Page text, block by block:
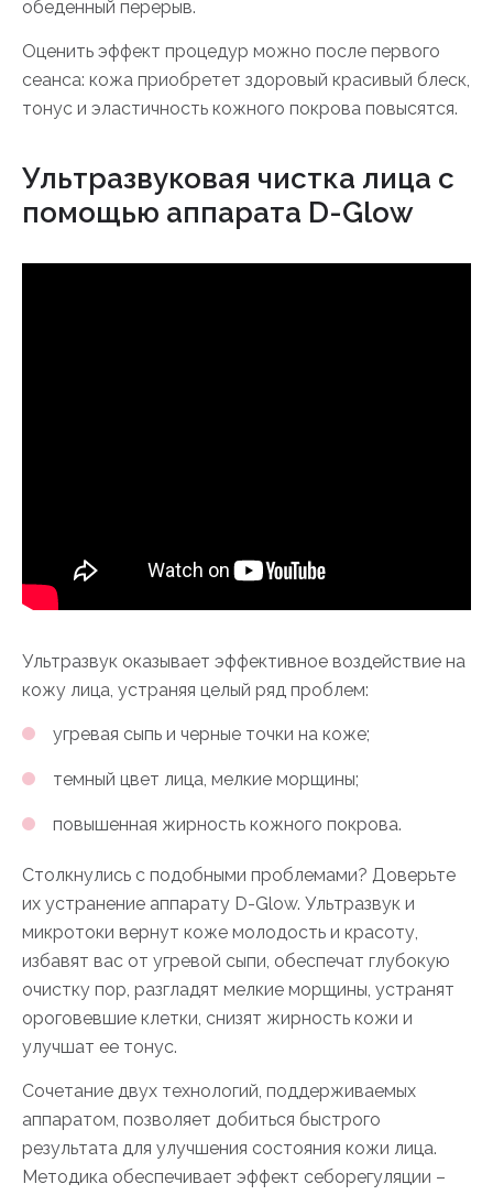
обеденный перерыв.
Оценить эффект процедур можно после первого
сеанса: кожа приобретет здоровый красивый блеск,
тонус и эластичность кожного покрова повысятся.
Ультразвуковая чистка лица с
помощью аппарата D-Glow
Ультразвук оказывает эффективное воздействие на
кожу лица, устраняя целый ряд проблем:
угревая сыпь и черные точки на коже;
темный цвет лица, мелкие морщины;
повышенная жирность кожного покрова.
Столкнулись с подобными проблемами? Доверьте
их устранение аппарату D-Glow. Ультразвук и
микротоки вернут коже молодость и красоту,
избавят вас от угревой сыпи, обеспечат глубокую
очистку пор, разгладят мелкие морщины, устранят
ороговевшие клетки, снизят жирность кожи и
улучшат ее тонус.
Сочетание двух технологий, поддерживаемых
аппаратом, позволяет добиться быстрого
результата для улучшения состояния кожи лица.
Методика обеспечивает эффект себорегуляции –